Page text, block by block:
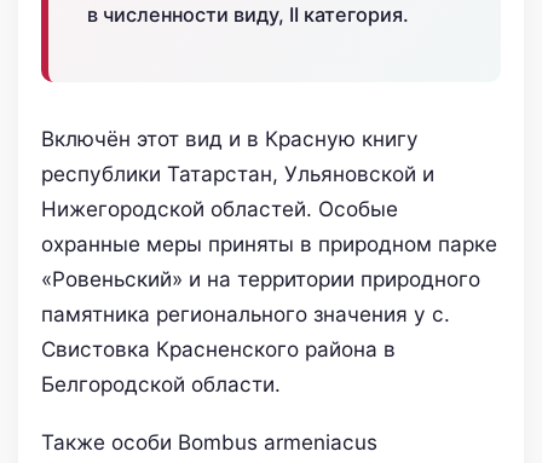
в численности виду, II категория.
Включён этот вид и в Красную книгу
республики Татарстан, Ульяновской и
Нижегородской областей. Особые
охранные меры приняты в природном парке
«Ровеньский» и на территории природного
памятника регионального значения у с.
Свистовка Красненского района в
Белгородской области.
Также особи Bombus armeniacus